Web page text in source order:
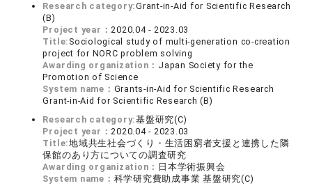
Research category:Grant-in-Aid for Scientific Research
(B)
Project year：2020.04 - 2023.03
Title: Sociological study of multi-generation co-creation
project for NORC problem solving
Awarding organization： Japan Society for the
Promotion of Science
System name： Grants-in-Aid for Scientific Research
Grant-in-Aid for Scientific Research (B)
Research category:基盤研究(C)
Project year：2020.04 - 2023.03
Title:地域共生社会づくり・生活困窮者支援と連携した隣
保館のあり方についての調査研究
Awarding organization： 日本学術振興会
System name： 科学研究費助成事業 基盤研究(C)